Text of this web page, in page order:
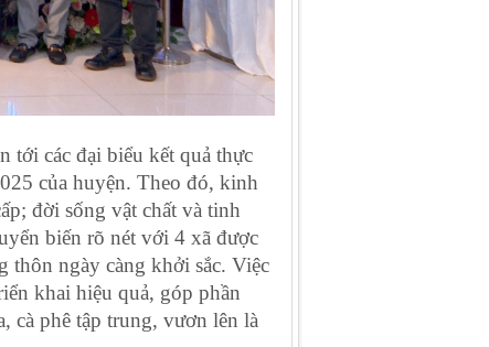
các đại biểu kết quả thực
của huyện. Theo đó, kinh
đời sống vật chất và tinh
biến rõ nét với 4 xã được
thôn ngày càng khởi sắc. Việc
khai hiệu quả, góp phần
cà phê tập trung, vươn lên là